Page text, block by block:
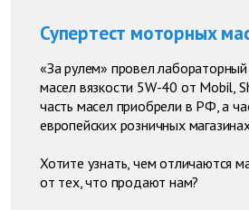
Супертест моторных
«За рулем» провел
масел вязкости 5W-40 от Mobil,
часть масел приобрели в РФ, а
европейских розничных
Хотите узнать, чем отличаются
от тех, что продают нам?